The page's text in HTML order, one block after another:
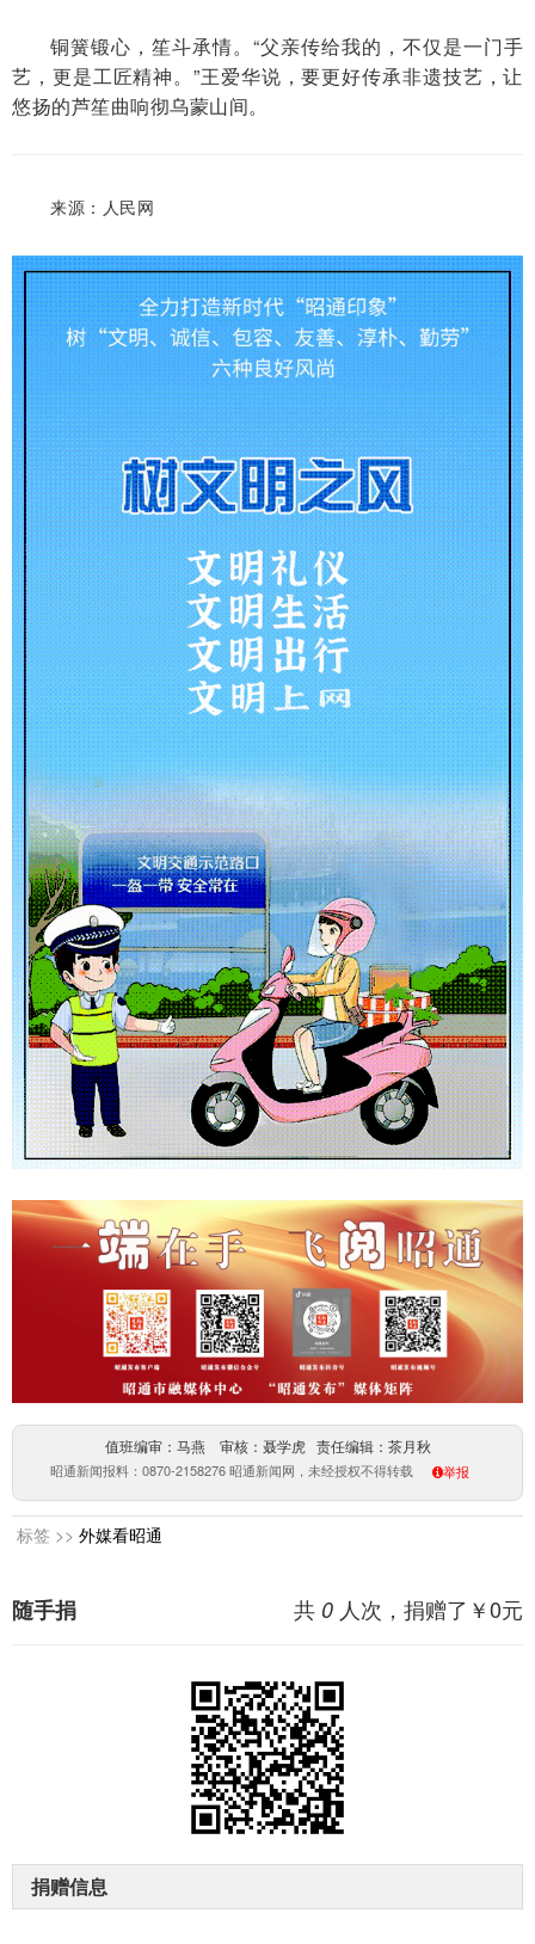
铜簧锻心，笙斗承情。“父亲传给我的，不仅是一门手
艺，更是工匠精神。”王爱华说，要更好传承非遗技艺，让
悠扬的芦笙曲响彻乌蒙山间。
来源：人民网
值班编审：马燕 审核：聂学虎 责任编辑：茶月秋
昭通新闻报料：0870-2158276 昭通新闻网，未经授权不得转载 举报
标签 >> 外媒看昭通
共 0 人次，捐赠了￥0元
随手捐
捐赠信息